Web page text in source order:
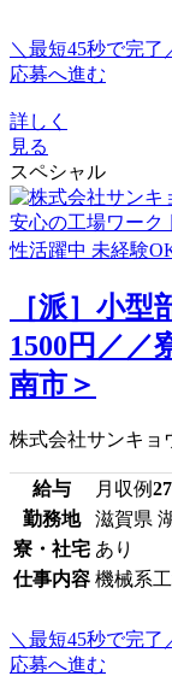
＼最短45秒で完了
応募へ進む
詳しく
見る
スペシャル
［派］小
1500円／／
南市＞
株式会社サンキョ
給与 月収例
勤務地
滋賀県
寮・社宅 あり
仕事内容 機械系
＼最短45秒で完了
応募へ進む